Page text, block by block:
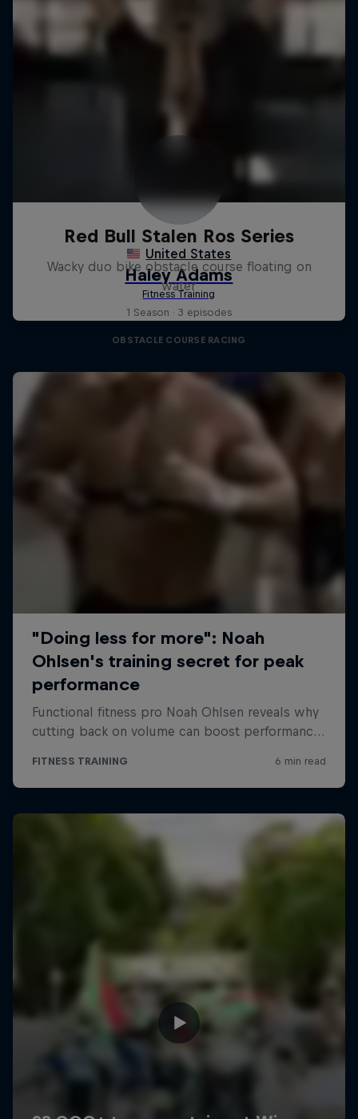
Red Bull Stalen Ros Series
Wacky duo bike obstacle course floating on
water
1 Season · 3 episodes
OBSTACLE COURSE RACING